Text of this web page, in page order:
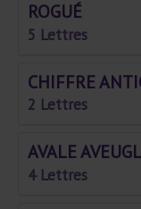
ROGUÉ
5 Lettres
CHIFFRE
2 Lettres
AVALE
4 Lettres